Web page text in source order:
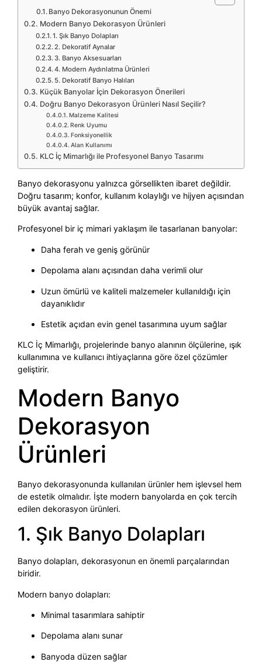
Banyo Dekorasyonunun Önemi
Modern Banyo Dekorasyon Ürünleri
1. Şık Banyo Dolapları
2. Dekoratif Aynalar
3. Banyo Aksesuarları
4. Modern Aydınlatma Ürünleri
5. Dekoratif Banyo Halıları
Küçük Banyolar İçin Dekorasyon Önerileri
Doğru Banyo Dekorasyon Ürünleri Nasıl Seçilir?
Malzeme Kalitesi
Renk Uyumu
Fonksiyonellik
Alan Kullanımı
KLC İç Mimarlığı ile Profesyonel Banyo Tasarımı
Banyo dekorasyonu yalnızca görsellikten ibaret değildir.
Doğru tasarım; konfor, kullanım kolaylığı ve hijyen açısından
büyük avantaj sağlar.
Profesyonel bir iç mimari yaklaşım ile tasarlanan banyolar:
Daha ferah ve geniş görünür
Depolama alanı açısından daha verimli olur
Uzun ömürlü ve kaliteli malzemeler kullanıldığı için
dayanıklıdır
Estetik açıdan evin genel tasarımına uyum sağlar
KLC İç Mimarlığı, projelerinde banyo alanının ölçülerine, ışık
kullanımına ve kullanıcı ihtiyaçlarına göre özel çözümler
geliştirir.
Modern Banyo
Dekorasyon
Ürünleri
Banyo dekorasyonunda kullanılan ürünler hem işlevsel hem
de estetik olmalıdır. İşte modern banyolarda en çok tercih
edilen dekorasyon ürünleri.
1. Şık Banyo Dolapları
Banyo dolapları, dekorasyonun en önemli parçalarından
biridir.
Modern banyo dolapları:
Minimal tasarımlara sahiptir
Depolama alanı sunar
Banyoda düzen sağlar